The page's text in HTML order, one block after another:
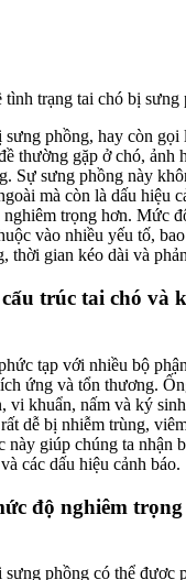
tình trạng tai chó bị sưng
phồng, hay còn gọi
thường gặp ở chó, ảnh
Sự sưng phồng này
mà còn là dấu hiệu
nghiêm trọng hơn. Mức
vào nhiều yếu tố,
thời gian kéo dài và
trúc tai chó và
tạp với nhiều bộ
ứng và tổn thương.
vi khuẩn, nấm và ký
dễ bị nhiễm trùng,
này giúp chúng ta nhận
các dấu hiệu cảnh báo.
độ nghiêm
phồng có thể được